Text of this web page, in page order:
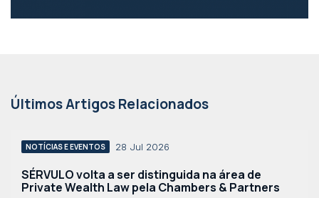
Últimos Artigos Relacionados
NOTÍCIAS E EVENTOS 28 Jul 2026
SÉRVULO volta a ser distinguida na área de
Private Wealth Law pela Chambers & Partners